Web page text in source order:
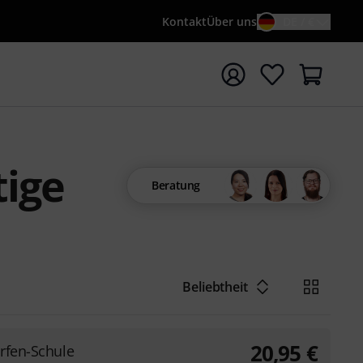
KontaktÜber uns
mit Suchwort {searchTerm} starten
Beratung
Beliebtheit
Schule 20,95 €